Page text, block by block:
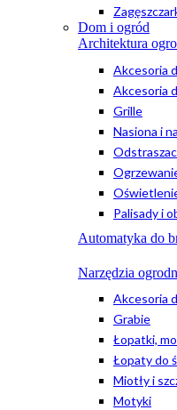
Dom i ogród
Architektura
Akcesoria
Akcesoria
Grille
Nasiona i
Palisady i
Automatyka do
Narzędzia
Akcesoria
Grabie
Łopatki,
Łopaty do
Miotły i
Motyki